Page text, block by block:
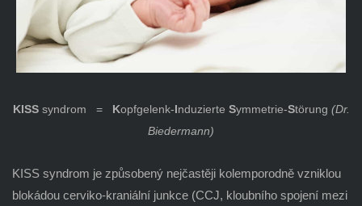
KISSsyndrom = Kopfgelenk-Induzierte Symmetrie-Störung (Dr.
Biedermann)
KISS syndrom je způsobený nejčastěji kolemporodně vzniklou
blokádou cerviko-kraniální junkce (CCJ, kloubního spojení mezi